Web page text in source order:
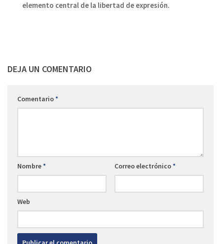
elemento central de la libertad de expresión.
DEJA UN COMENTARIO
Comentario*
Nombre* Correo electrónico*
Web